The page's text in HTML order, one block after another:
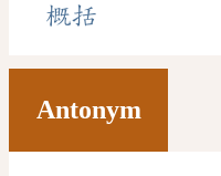
概括
Antonym